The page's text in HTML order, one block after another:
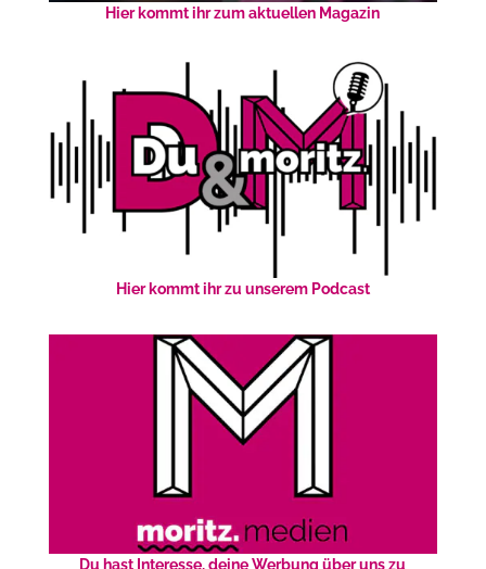
Hier kommt ihr zum aktuellen Magazin
Hier kommt ihr zu unserem Podcast
Du hast Interesse, deine Werbung über uns zu